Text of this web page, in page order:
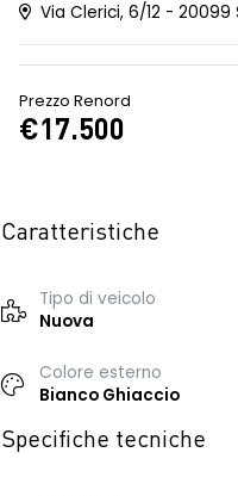
Via Clerici, 6/12 - 20099
Prezzo Renord
€17.500
Caratteristiche
Tipo di veicolo
Nuova
Colore esterno
Bianco Ghiaccio
Specifiche tecniche